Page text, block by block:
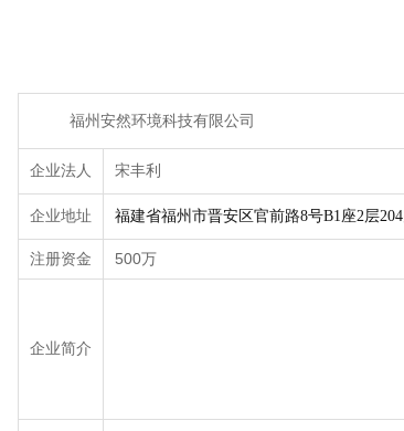
福州安然环境科技有限公司
企业法人 宋丰利
企业地址 福建省福州市晋安区官前路8号B1座2层
注册资金 500万
企业简介